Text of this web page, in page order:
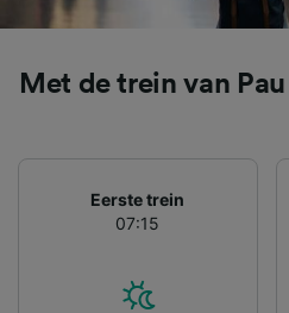
Met de trein van
Eerste trein
07:15